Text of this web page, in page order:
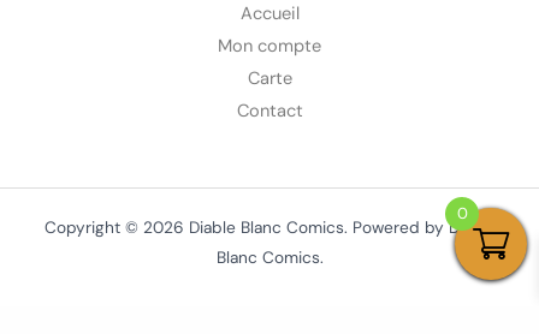
Accueil
Mon compte
Carte
Contact
Copyright © 2026 Diable Blanc Comics. Powered by Diable
Blanc Comics.
0